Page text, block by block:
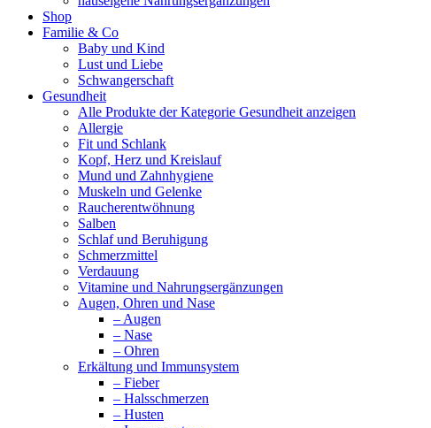
Shop
Familie & Co
Baby und Kind
Lust und Liebe
Schwangerschaft
Gesundheit
Alle Produkte der Kategorie Gesundheit anzeigen
Allergie
Fit und Schlank
Kopf, Herz und Kreislauf
Mund und Zahnhygiene
Muskeln und Gelenke
Raucherentwöhnung
Salben
Schlaf und Beruhigung
Schmerzmittel
Verdauung
Vitamine und Nahrungsergänzungen
Augen, Ohren und Nase
– Augen
– Nase
– Ohren
Erkältung und Immunsystem
– Fieber
– Halsschmerzen
– Husten